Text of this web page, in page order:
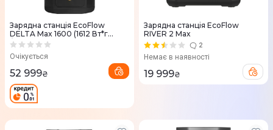
Зарядна станцiя EcoFlow
DELTA Max 1600 (1612 Вт*г
/2400 Вт)
Очікується
52 999₴
Зарядна станцiя EcoFlow
RIVER 2 Max
2
Немає в наявності
19 999₴